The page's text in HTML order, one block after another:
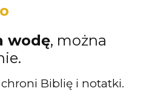
wodę, można
Biblię i notatki.